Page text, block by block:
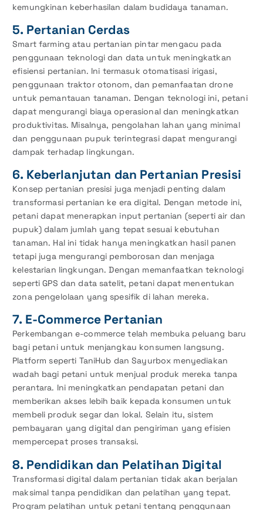
kemungkinan keberhasilan dalam budidaya tanaman.
5. Pertanian Cerdas
Smart farming atau pertanian pintar mengacu pada
penggunaan teknologi dan data untuk meningkatkan
efisiensi pertanian. Ini termasuk otomatisasi irigasi,
penggunaan traktor otonom, dan pemanfaatan drone
untuk pemantauan tanaman. Dengan teknologi ini, petani
dapat mengurangi biaya operasional dan meningkatkan
produktivitas. Misalnya, pengolahan lahan yang minimal
dan penggunaan pupuk terintegrasi dapat mengurangi
dampak terhadap lingkungan.
6. Keberlanjutan dan Pertanian Presisi
Konsep pertanian presisi juga menjadi penting dalam
transformasi pertanian ke era digital. Dengan metode ini,
petani dapat menerapkan input pertanian (seperti air dan
pupuk) dalam jumlah yang tepat sesuai kebutuhan
tanaman. Hal ini tidak hanya meningkatkan hasil panen
tetapi juga mengurangi pemborosan dan menjaga
kelestarian lingkungan. Dengan memanfaatkan teknologi
seperti GPS dan data satelit, petani dapat menentukan
zona pengelolaan yang spesifik di lahan mereka.
7. E-Commerce Pertanian
Perkembangan e-commerce telah membuka peluang baru
bagi petani untuk menjangkau konsumen langsung.
Platform seperti TaniHub dan Sayurbox menyediakan
wadah bagi petani untuk menjual produk mereka tanpa
perantara. Ini meningkatkan pendapatan petani dan
memberikan akses lebih baik kepada konsumen untuk
membeli produk segar dan lokal. Selain itu, sistem
pembayaran yang digital dan pengiriman yang efisien
mempercepat proses transaksi.
8. Pendidikan dan Pelatihan Digital
Transformasi digital dalam pertanian tidak akan berjalan
maksimal tanpa pendidikan dan pelatihan yang tepat.
Program pelatihan untuk petani tentang penggunaan